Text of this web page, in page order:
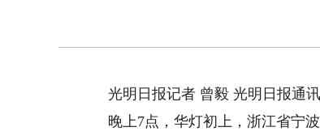
光明日报记者 曾毅 光明日报通
晚上7点，华灯初上，浙江省宁波